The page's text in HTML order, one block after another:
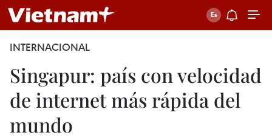
INTERNACIONAL
Singapur: país con velocidad
de internet más rápida del
mundo